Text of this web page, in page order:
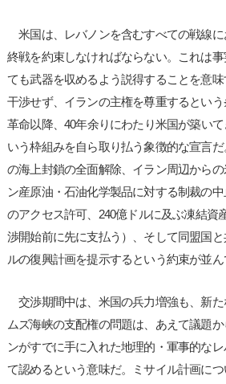
米国は、レバノンを含むすべての戦線
終戦を約束しなければならない。これは
ても武器を収めるよう説得することを意
干渉せず、イランの主権を尊重するとい
革命以降、40年余りにわたり米国が築い
いう枠組みを自ら取り払う象徴的な宣言
の海上封鎖の全面解除、イラン周辺から
ン産原油・石油化学製品に対する制裁の
のアクセス許可、240億ドルに及ぶ凍結資
渉開始前に先に支払う）、そして同盟国
ルの復興計画を提示するという約束が並ん
交渉期間中は、米国の兵力増強も、新
ムズ海峡の支配権の問題は、あえて議題
ンがすでに手に入れた地理的・軍事的な
て認めるという意味だ。ミサイル計画に